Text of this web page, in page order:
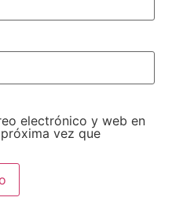
electrónico y web en
vez que